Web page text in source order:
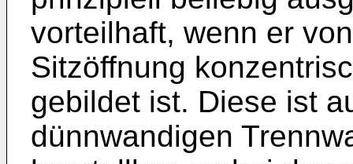
vorteilhaft, wenn er
Sitzöffnung
gebildet ist. Diese ist
dünnwandigen